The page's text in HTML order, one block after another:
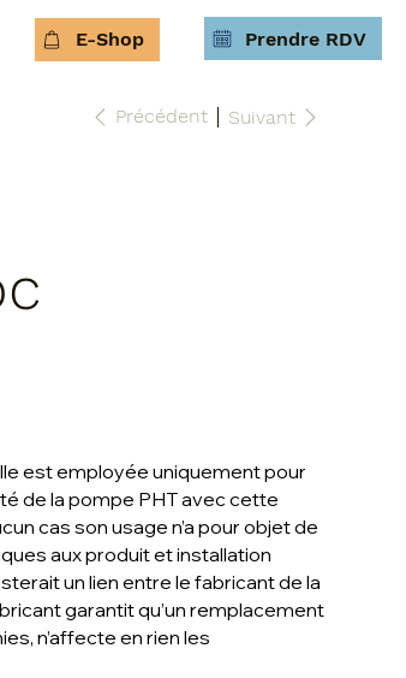
E-Shop Prendre RDV
Précédent Suivant
est employée uniquement pour
de la pompe PHT avec cette
cas son usage n’a pour objet de
aux produit et installation
un lien entre le fabricant de la
garantit qu’un remplacement
n’affecte en rien les